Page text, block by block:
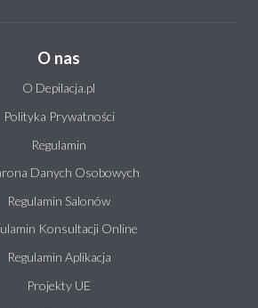
O nas
O Depilacja.pl
Polityka Prywatności
Regulamin
Danych Osobowych
Regulamin Salonów
Konsultacji Online
Regulamin Aplikacja
Projekty UE